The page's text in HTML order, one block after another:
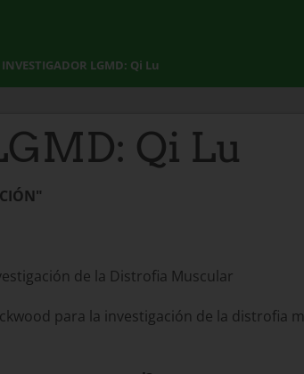
INVESTIGADOR LGMD: Qi Lu
Qi Lu
de la Distrofia Muscular
para la investigación de la distrofia